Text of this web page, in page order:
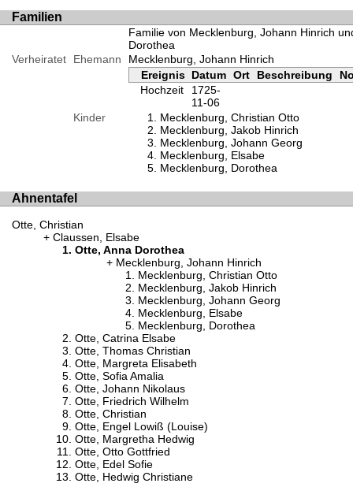
Familien
Familie von Mecklenburg, Johann Hinrich
Dorothea
Verheiratet
Ehemann
Mecklenburg, Johann Hinrich
Ereignis Datum Ort Beschreibung
Hochzeit
1725-
11-06
Kinder
Mecklenburg, Christian Otto
Mecklenburg, Jakob Hinrich
Mecklenburg, Johann Georg
Mecklenburg, Elsabe
Mecklenburg, Dorothea
Ahnentafel
Otte, Christian
Claussen, Elsabe
Otte, Anna Dorothea
Mecklenburg, Johann Hinrich
Mecklenburg, Christian Otto
Mecklenburg, Jakob Hinrich
Mecklenburg, Johann Georg
Mecklenburg, Elsabe
Mecklenburg, Dorothea
Otte, Catrina Elsabe
Otte, Thomas Christian
Otte, Margreta Elisabeth
Otte, Sofia Amalia
Otte, Johann Nikolaus
Otte, Friedrich Wilhelm
Otte, Christian
Otte, Engel Lowiß (Louise)
Otte, Margretha Hedwig
Otte, Otto Gottfried
Otte, Edel Sofie
Otte, Hedwig Christiane